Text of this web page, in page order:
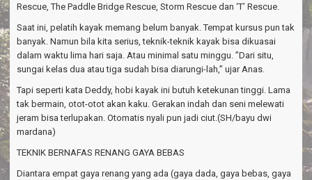
Rescue, The Paddle Bridge Rescue, Storm Rescue dan ‘T’ Rescue.
Saat ini, pelatih kayak memang belum banyak. Tempat kursus pun tak
banyak. Namun bila kita serius, teknik-teknik kayak bisa dikuasai
dalam waktu lima hari saja. Atau minimal satu minggu. ”Dari situ,
sungai kelas dua atau tiga sudah bisa diarungi-lah,” ujar Anas.
Tapi seperti kata Deddy, hobi kayak ini butuh ketekunan tinggi. Lama
tak bermain, otot-otot akan kaku. Gerakan indah dan seni melewati
jeram bisa terlupakan. Otomatis nyali pun jadi ciut.(SH/bayu dwi
mardana)
TEKNIK BERNAFAS RENANG GAYA BEBAS
Diantara empat gaya renang yang ada (gaya dada, gaya bebas, gaya